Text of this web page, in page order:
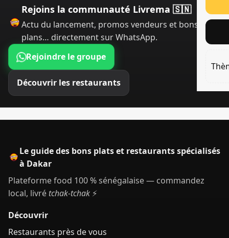
Rejoins la communauté Livrema 🇸🇳
Actu du lancement, promos vendeurs et bons
plans… directement sur WhatsApp.
Rejoindre le groupe
Découvrir les restaurants
Le guide des bons plats et restaurants spécialisés
à Dakar
Plateforme food 100 % sénégalaise — commandez
local, livré tchak-tchak ⚡
Découvrir
Restaurants près de vous